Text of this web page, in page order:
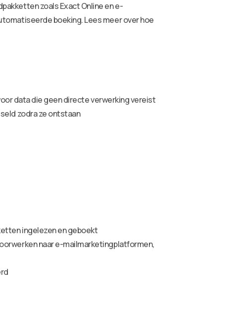
zoals Exact Online en e-
boeking. Lees meer over hoe
data die geen directe verwerking vereist
zodra ze ontstaan
ingelezen en geboekt
naar e-mailmarketingplatformen,